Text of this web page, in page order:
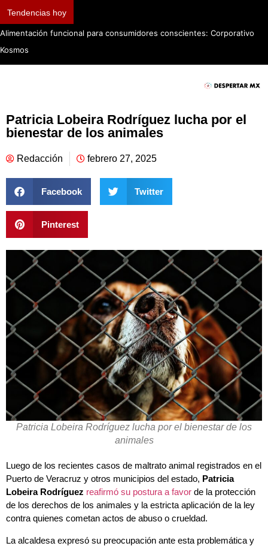
Tendencias hoy
Alimentación funcional para consumidores conscientes: Corporativo
Kosmos
Patricia Lobeira Rodríguez lucha por el
bienestar de los animales
Redacción febrero 27, 2025
Facebook Twitter
Pinterest
Patricia Lobeira Rodríguez lucha por el bienestar de los
animales
Luego de los recientes casos de maltrato animal registrados en el
Puerto de Veracruz y otros municipios del estado, Patricia
Lobeira Rodríguez reafirmó su postura a favor de la protección
de los derechos de los animales y la estricta aplicación de la ley
contra quienes cometan actos de abuso o crueldad.
La alcaldesa expresó su preocupación ante esta problemática y